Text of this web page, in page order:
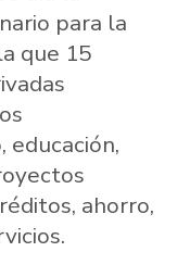
para la
que 15
ahorro,